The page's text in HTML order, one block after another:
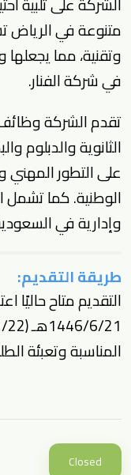
متنوعة في الرياض
وتقنية، مما يجعلها
في شركة الفنار.
تقدم الشركة
الثانوية والدبلوم
على التطور
الوطنية. كما تشمل
وإدارية في
طريقة التقديم:
التقديم متاح حاليًا
المناسبة وتعبئة
Closed